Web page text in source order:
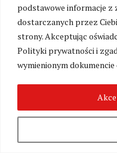
podstawowe informacje z
dostarczanych przez
strony. Akceptując
Polityki prywatności i
wymienionym dokumencie
suchary i inne.
pamiętać zabrać
Okazała się, jak
przewidująca i
Nadeszła
zjawiskiem.
niebo przybrało
wydawał się
zwiastun wielkiej